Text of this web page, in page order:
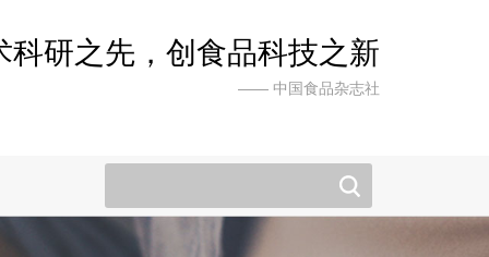
科研之先，创食品科技之新
—— 中国食品杂志社